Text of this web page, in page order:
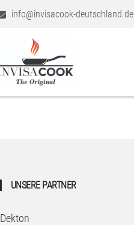
info@invisacook-deutschland.de
UNSERE PARTNER
Dekton